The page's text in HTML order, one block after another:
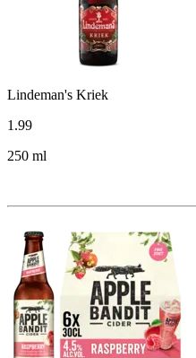
Lindeman's Kriek
1.99
250 ml